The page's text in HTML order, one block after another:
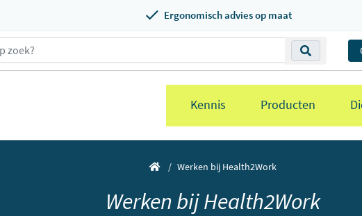
Ergonomisch advies op maat
Kennis Producten
Werken bij Health2Work
Werken bij Health2Work